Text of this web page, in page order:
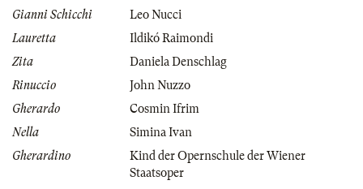
Gianni Schicchi
Leo Nucci
Lauretta
Ildikó Raimondi
Zita
Daniela Denschlag
Rinuccio
John Nuzzo
Gherardo
Cosmin Ifrim
Nella
Simina Ivan
Gherardino
Kind der Opernschule der Wiener
Staatsoper